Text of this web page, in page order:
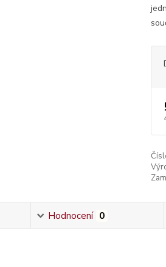
Hodnocení 0